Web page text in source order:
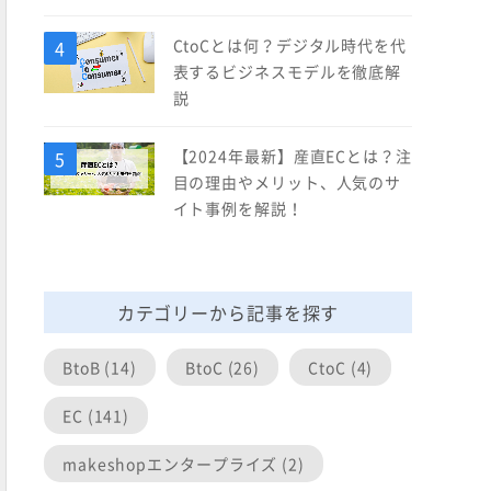
CtoCとは何？デジタル時代を代
表するビジネスモデルを徹底解
説
【2024年最新】産直ECとは？注
目の理由やメリット、人気のサ
イト事例を解説！
カテゴリーから記事を探す
BtoB (14) BtoC (26) CtoC (4)
EC (141)
makeshopエンタープライズ (2)